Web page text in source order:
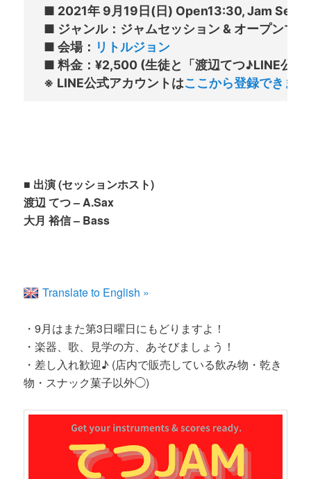
■ 2021年 9月19日(日) Open13:30, Jam
■ ジャンル：ジャムセッション & オープンマ
■ 会場： リトルジョン
■ 料金：¥2,500 (生徒と「渡辺てつ♪LINE公
※ LINE公式アカウントはここから登録できます
■ 出演 (セッションホスト)
渡辺 てつ – A.Sax
大月 裕信 – Bass
Translate to English »
・9月はまた第3日曜日にもどりますよ！
・楽器、歌、見学の方、あそびましょう！
・差し入れ歓迎♪ (店内で販売している飲み物・乾き
物・スナック菓子以外◯)